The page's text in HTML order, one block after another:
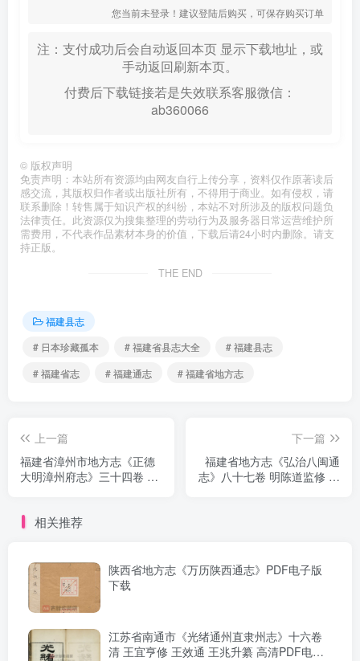
您当前未登录！建议登陆后购买，可保存购买订单
注：支付成功后会自动返回本页 显示下载地址，或
手动返回刷新本页。
付费后下载链接若是失效联系客服微信：
ab360066
© 版权声明
免责声明：本站所有资源均由网友自行上传分享，资料仅作原著读后
感交流，其版权归作者或出版社所有，不得用于商业。如有侵权，请
联系删除！转售属于知识产权的纠纷，本站不对所涉及的版权问题负
法律责任。此资源仅为搜集整理的劳动行为及服务器日常运营维护所
需费用，不代表作品素材本身的价值，下载后请24小时内删除。请支
持正版。
THE END
福建县志
# 日本珍藏孤本
# 福建省县志大全
# 福建县志
# 福建省志
# 福建通志 # 福建省地方志
上一篇
福建省漳州市地方志《正德
大明漳州府志》三十四卷 明
下一篇
福建省地方志《弘治八闽通
志》八十七卷 明陈道监修 黄
相关推荐
陕西省地方志《万历陕西通志》PDF电子版
下载
江苏省南通市《光绪通州直隶州志》十六卷
清 王宜亨修 王效通 王兆升纂 高清PDF电子